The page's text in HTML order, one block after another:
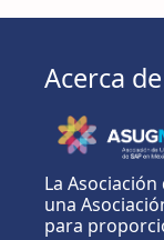
Acerca
La
una
para